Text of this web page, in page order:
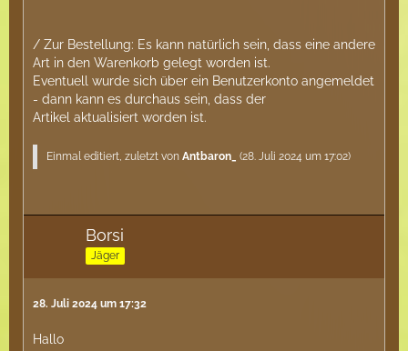
/ Zur Bestellung: Es kann natürlich sein, dass eine andere
Art in den Warenkorb gelegt worden ist.
Eventuell wurde sich über ein Benutzerkonto angemeldet
- dann kann es durchaus sein, dass der
Artikel aktualisiert worden ist.
Einmal editiert, zuletzt von Antbaron_ (28. Juli 2024 um 17:02)
Borsi
Jäger
28. Juli 2024 um 17:32
Hallo